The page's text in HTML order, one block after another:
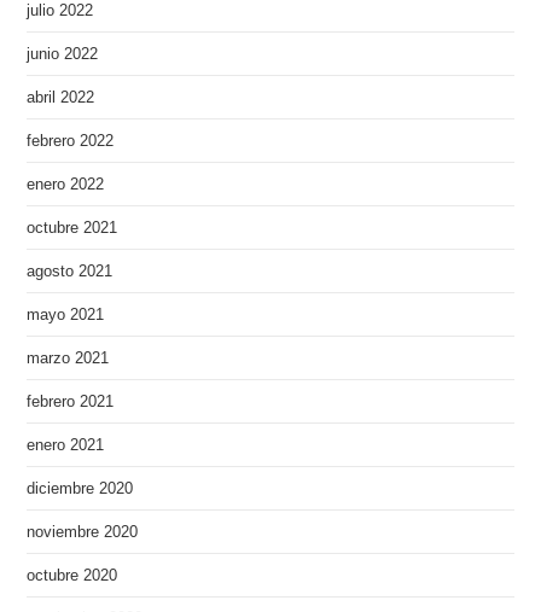
julio 2022
junio 2022
abril 2022
febrero 2022
enero 2022
octubre 2021
agosto 2021
mayo 2021
marzo 2021
febrero 2021
enero 2021
diciembre 2020
noviembre 2020
octubre 2020